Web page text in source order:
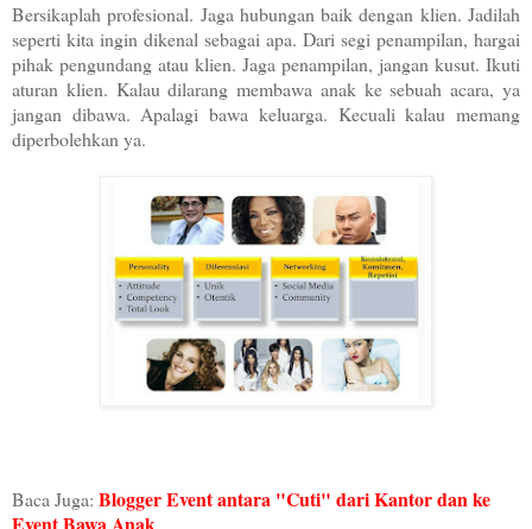
Bersikaplah profesional. Jaga hubungan baik dengan klien. Jadilah
seperti kita ingin dikenal sebagai apa. Dari segi penampilan, hargai
pihak pengundang atau klien. Jaga penampilan, jangan kusut. Ikuti
aturan klien. Kalau dilarang membawa anak ke sebuah acara, ya
jangan dibawa. Apalagi bawa keluarga. Kecuali kalau memang
diperbolehkan ya.
Baca Juga: Blogger Event antara "Cuti" dari Kantor dan ke